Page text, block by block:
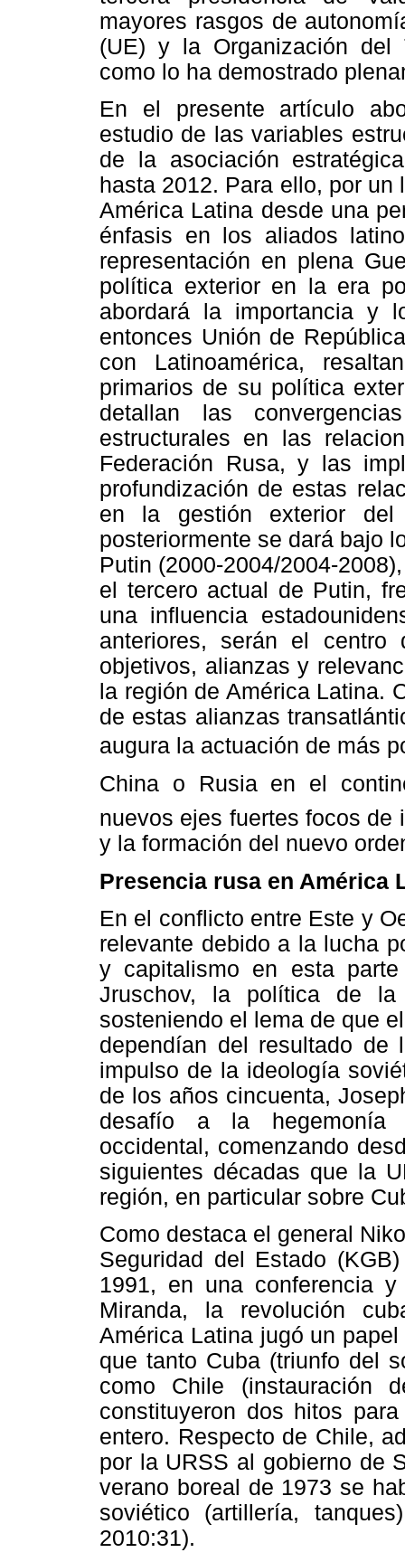
mayores rasgos de
(UE) y la Organización del
como lo ha demostrado
En el presente artículo
estudio de las variables
de la asociación
hasta 2012. Para ello, por
América Latina desde una
énfasis en los aliados
representación en plena
política exterior en la era
abordará la importancia y
entonces Unión de
con Latinoamérica,
primarios de su política
detallan las
estructurales en las
Federación Rusa, y las
profundización de estas
en la gestión exterior del
posteriormente se dará bajo
Putin (2000-2004/2004-
el tercero actual de Putin,
una influencia
anteriores, serán el
objetivos, alianzas y
la región de América Latina.
de estas alianzas
augura la actuación de más
China o Rusia en el
nuevos ejes fuertes focos
y la formación del nuevo
Presencia rusa en América
En el conflicto entre Este y
relevante debido a la lucha
y capitalismo en esta
Jruschov, la política de la
sosteniendo el lema de que
dependían del resultado
impulso de la ideología
de los años cincuenta,
desafío a la hegemonía
occidental, comenzando
siguientes décadas que la
región, en particular sobre
Como destaca el general
Seguridad del Estado
1991, en una conferencia
Miranda, la revolución
América Latina jugó un
que tanto Cuba (triunfo del
como Chile (instauración
constituyeron dos hitos
entero. Respecto de Chile,
por la URSS al gobierno de
verano boreal de 1973 se
soviético (artillería,
2010:31).